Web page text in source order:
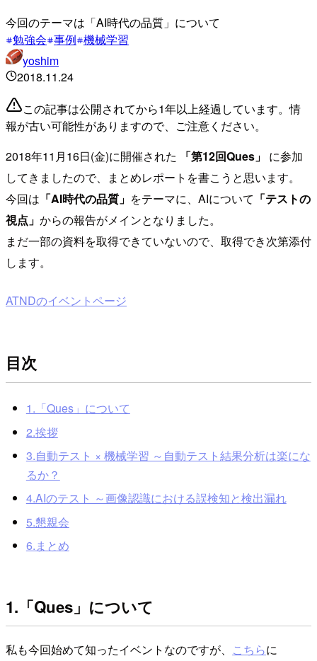
今回のテーマは「AI時代の品質」について
勉強会 事例 機械学習
yoshim
2018.11.24
この記事は公開されてから1年以上経過しています。情
報が古い可能性がありますので、ご注意ください。
2018年11月16日(金)に開催された
「第12回Ques」 に参加
してきましたので、まとめレポートを書こうと思います。
今回は 「AI時代の品質」 をテーマに、AIについて 「テストの
視点」 からの報告がメインとなりました。
まだ一部の資料を取得できていないので、取得でき次第添付
します。
ATNDのイベントページ
目次
1.「Ques」について
2.挨拶
3.自動テスト × 機械学習 ～自動テスト結果分析は楽にな
るか？
4.AIのテスト ～画像認識における誤検知と検出漏れ
5.懇親会
6.まとめ
1.「Ques」について
私も今回始めて知ったイベントなのですが、 こちらに